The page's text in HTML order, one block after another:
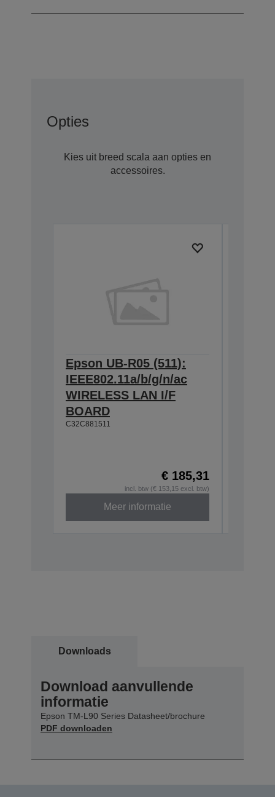
Opties
Kies uit breed scala aan opties en
accessoires.
Epson UB-R05 (511):
IEEE802.11a/b/g/n/ac
WIRELESS LAN I/F
BOARD
C32C881511
€ 185,31
incl. btw (€ 153,15 excl. btw)
Meer informatie
Downloads
Download aanvullende
informatie
Epson TM-L90 Series Datasheet/brochure
PDF downloaden